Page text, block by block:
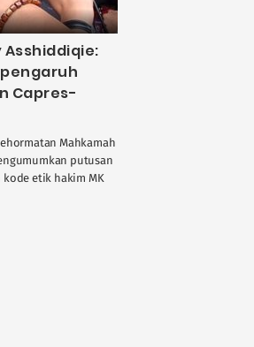
Asshiddiqie:
Capres-
Mahkamah
putusan
kode etik hakim MK
pada
Ketua MKMK ....